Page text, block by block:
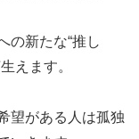
の新たな“推し
えます。
望がある人は孤独